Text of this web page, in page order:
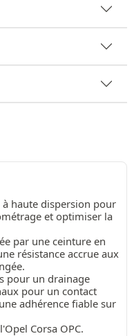
haute dispersion pour
et optimiser la
par une ceinture en
résistance accrue aux
pour un drainage
pour un contact
adhérence fiable sur
Corsa OPC.